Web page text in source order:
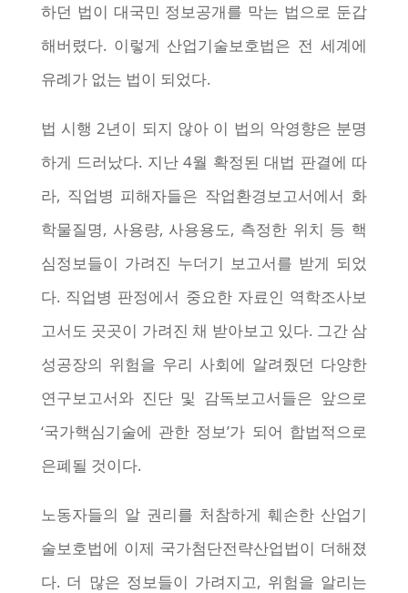
하던 법이 대국민 정보공개를 막는 법으로 둔갑
해버렸다. 이렇게 산업기술보호법은 전 세계에
유례가 없는 법이 되었다.
법 시행 2년이 되지 않아 이 법의 악영향은 분명
하게 드러났다. 지난 4월 확정된 대법 판결에 따
라, 직업병 피해자들은 작업환경보고서에서 화
학물질명, 사용량, 사용용도, 측정한 위치 등 핵
심정보들이 가려진 누더기 보고서를 받게 되었
다. 직업병 판정에서 중요한 자료인 역학조사보
고서도 곳곳이 가려진 채 받아보고 있다. 그간 삼
성공장의 위험을 우리 사회에 알려줬던 다양한
연구보고서와 진단 및 감독보고서들은 앞으로
‘국가핵심기술에 관한 정보’가 되어 합법적으로
은폐될 것이다.
노동자들의 알 권리를 처참하게 훼손한 산업기
술보호법에 이제 국가첨단전략산업법이 더해졌
다. 더 많은 정보들이 가려지고, 위험을 알리는